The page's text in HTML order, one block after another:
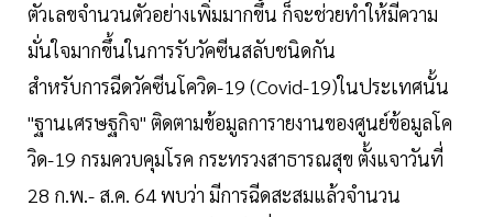
ตัวเลขจำนวนตัวอย่างเพิ่มมากขึ้น ก็จะช่วยทำให้มีความ
มั่นใจมากขึ้นในการรับวัคซีนสลับชนิดกัน
สำหรับการฉีดวัคซีนโควิด-19 (Covid-19)ในประเทศนั้น
"ฐานเศรษฐกิจ" ติดตามข้อมูลการายงานของศูนย์ข้อมูลโค
วิด-19 กรมควบคุมโรค กระทรวงสาธารณสุข ตั้งแจาวันที่
28 ก.พ.- ส.ค. 64 พบว่า มีการฉีดสะสมแล้วจำนวน